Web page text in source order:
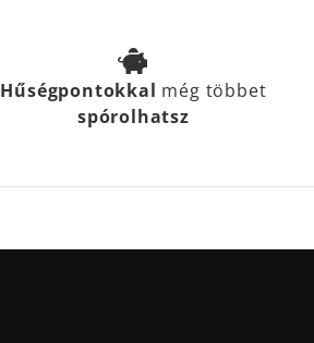
Hűségpontokkal még többet
spórolhatsz